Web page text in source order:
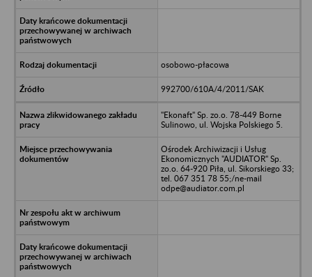
osobowo-płacowa
992700/610A/4/2011/SAK
"Ekonaft" Sp. zo.o. 78-449 Borne
Sulinowo, ul. Wojska Polskiego 5.
Ośrodek Archiwizacji i Usług
Ekonomicznych "AUDIATOR" Sp.
zo.o. 64-920 Piła, ul. Sikorskiego 33;
tel. 067 351 78 55;/ne-mail
odpe@audiator.com.pl